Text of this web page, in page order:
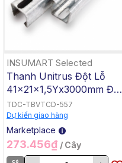
INSUMART Selected
Thanh Unitrus Đột Lỗ
41x21x1,5Yx3000mm Đến
41x41x2Yx3000mm
TDC-TBVTCD-557
Dự kiến giao hàng
Marketplace
273.456₫ / Cây
có